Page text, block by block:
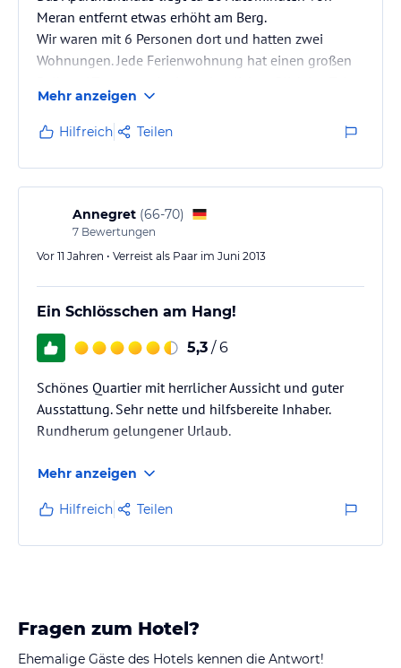
Meran entfernt etwas erhöht am Berg.
Wir waren mit 6 Personen dort und hatten zwei
Wohnungen. Jede Ferienwohnung hat einen großen
Wir konnten sogar bequem zu sechst auf dem Balkon
zu Abend essen. Die Wohnungen sind geräumig und
gut ausgestattet. Für jede Wohneinheit steht ein
Parkplatz in der Tiefgarag zur verfügung. Ebenso gibt
es einen Aufzug, mit dem das Gepäck einfach zu den
Wohnungen gebracht werden kann.
Mehr anzeigen
Hilfreich Teilen
Annegret (66-70)
7 Bewertungen
Vor 11 Jahren • Verreist als Paar im Juni 2013
Ein Schlösschen am Hang!
5,3 / 6
Schönes Quartier mit herrlicher Aussicht und guter
Ausstattung. Sehr nette und hilfsbereite Inhaber.
Rundherum gelungener Urlaub.
Mehr anzeigen
Hilfreich Teilen
Fragen zum Hotel?
Ehemalige Gäste des Hotels kennen die Antwort!